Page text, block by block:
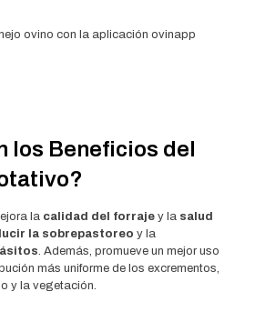
los Beneficios del
la calidad del forrajey la salud
la sobrepastoreo y la
. Además, promueve un mejor uso
más uniforme de los excrementos,
y la vegetación.